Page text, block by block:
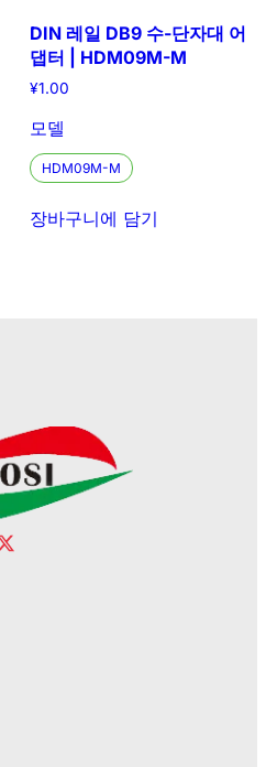
DIN 레일 DB9 수-단자대 어
댑터 | HDM09M-M
¥1.00
모델
HDM09M-M
장바구니에 담기